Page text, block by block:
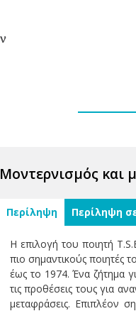
Μοντερνισμός και
Περίληψη Περίληψη
Η επιλογή του ποιητή
πιο σημαντικούς ποιητές
έως το 1974. Ένα ζήτημα
τις προθέσεις τους για
μεταφράσεις. Επιπλέον